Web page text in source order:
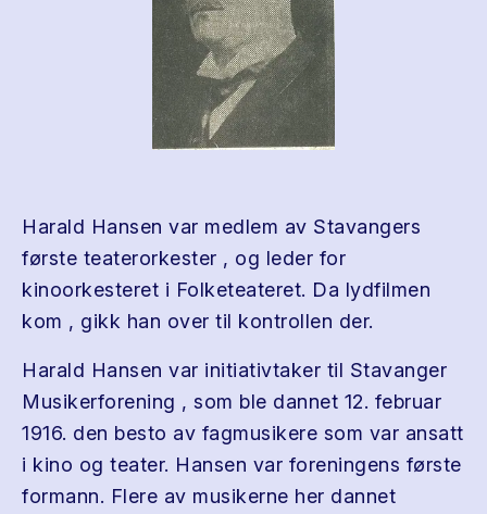
Harald Hansen var medlem av Stavangers
første teaterorkester , og leder for
kinoorkesteret i Folketeateret. Da lydfilmen
kom , gikk han over til kontrollen der.
Harald Hansen var initiativtaker til Stavanger
Musikerforening , som ble dannet 12. februar
1916. den besto av fagmusikere som var ansatt
i kino og teater. Hansen var foreningens første
formann. Flere av musikerne her dannet